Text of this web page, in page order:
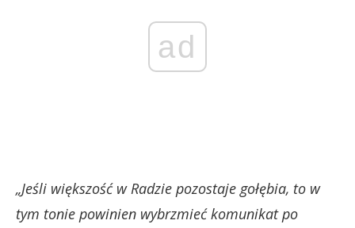
ad
„Jeśli większość w Radzie pozostaje gołębia, to w
tym tonie powinien wybrzmieć komunikat po